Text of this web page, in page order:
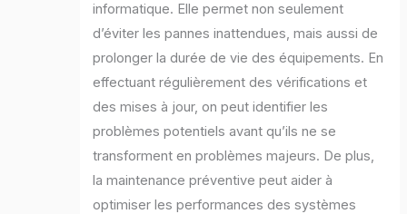
informatique. Elle permet non seulement
d’éviter les pannes inattendues, mais aussi de
prolonger la durée de vie des équipements. En
effectuant régulièrement des vérifications et
des mises à jour, on peut identifier les
problèmes potentiels avant qu’ils ne se
transforment en problèmes majeurs. De plus,
la maintenance préventive peut aider à
optimiser les performances des systèmes